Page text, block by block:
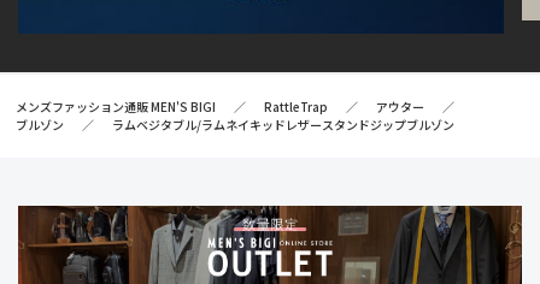
メンズファッション通販 MEN'S BIGI RattleTrap
アウター
ブルゾン
ラムベジタブル/ラムネイキッドレザースタンドジップブルゾン